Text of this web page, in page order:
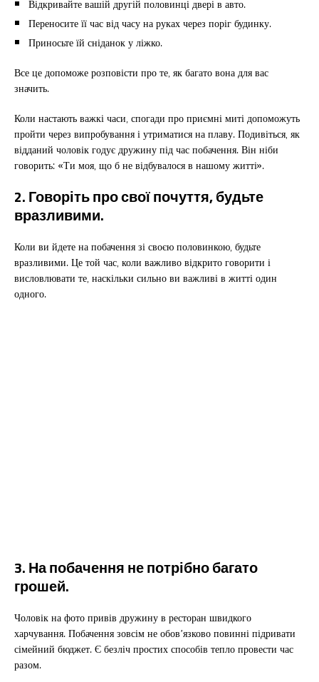
Відкривайте вашій другій половинці двері в авто.
Переносите її час від часу на руках через поріг будинку.
Приносьте їй сніданок у ліжко.
Все це допоможе розповісти про те, як багато вона для вас
значить.
Коли настають важкі часи, спогади про приємні миті допоможуть
пройти через випробування і утриматися на плаву. Подивіться, як
відданий чоловік годує дружину під час побачення. Він ніби
говорить: «Ти моя, що б не відбувалося в нашому житті».
2. Говоріть про свої почуття, будьте
вразливими.
Коли ви йдете на побачення зі своєю половинкою, будьте
вразливими. Це той час, коли важливо відкрито говорити і
висловлювати те, наскільки сильно ви важливі в житті один
одного.
3. На побачення не потрібно багато
грошей.
Чоловік на фото привів дружину в ресторан швидкого
харчування. Побачення зовсім не обов’язково повинні підривати
сімейний бюджет. Є безліч простих способів тепло провести час
разом.